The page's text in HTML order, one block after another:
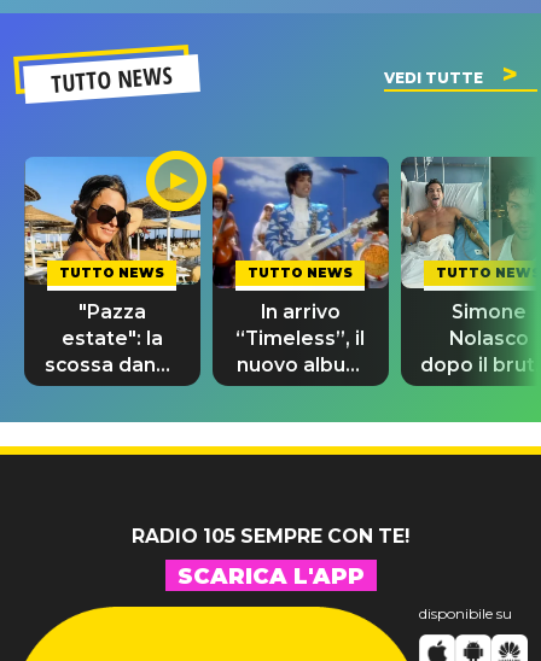
TUTTO NEWS VEDI TUTTE
TUTTO NEWS
"Pazza
estate": la
scossa dance
di Sara
Tommasi
TUTTO NEWS
In arrivo
“Timeless”, il
nuovo album
di Prince con
10 brani
inediti
TUTTO NEWS
Simone
Nolasco
dopo il
incidente:
"Sono così
grato alla
RADIO 105 SEMPRE CON TE!
SCARICA L'APP
disponibile su